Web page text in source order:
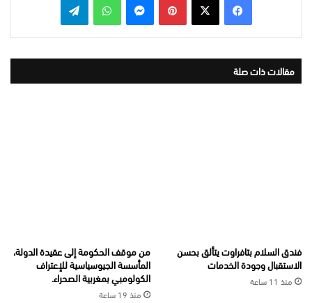
مقالات ذات صلة
فندق السلام بتافراوت يتألق بحسن
الاستقبال وجودة الخدمات
منذ 11 ساعة
من موقف الحكومة إلى عقيدة الدولة،
المأسسة الجيوسياسية للإعتراف
الكولومبي بمغربية الصحراء.
منذ 19 ساعة